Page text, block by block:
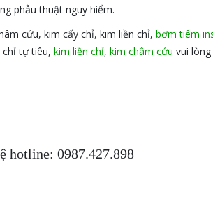
phẫu thuật nguy hiểm.
cứu, kim cấy chỉ, kim liền chỉ, bơm tiêm
chỉ tự tiêu, kim liền chỉ, kim châm cứu vui
hotline: 0987.427.898